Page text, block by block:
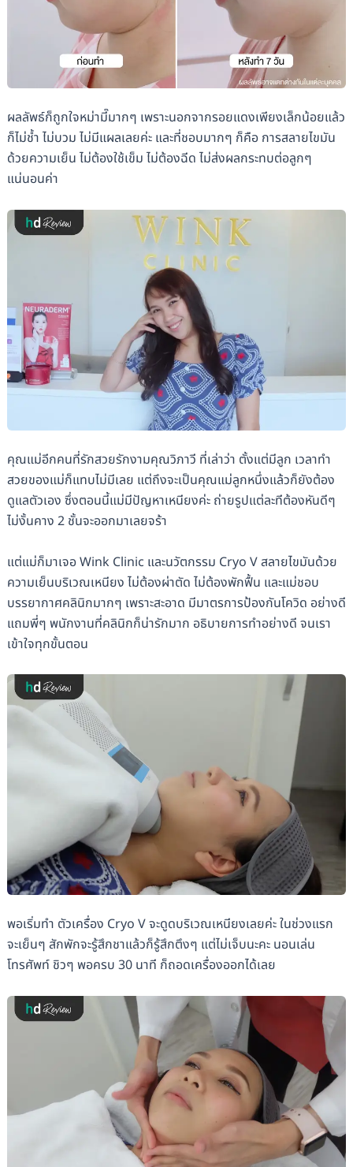
ผลลัพธ์ก็ถูกใจหม่ามี๊มากๆ เพราะนอกจากรอยแดงเพียงเล็กน้อยแล้ว
ก็ไม่ช้ำ ไม่บวม ไม่มีแผลเลยค่ะ และที่ชอบมากๆ ก็คือ การสลายไขมัน
ด้วยความเย็น ไม่ต้องใช้เข็ม ไม่ต้องฉีด ไม่ส่งผลกระทบต่อลูกๆ
แน่นอนค่า
คุณแม่อีกคนที่รักสวยรักงามคุณวิภาวี ที่เล่าว่า ตั้งแต่มีลูก เวลาทำ
สวยของแม่ก็แทบไม่มีเลย แต่ถึงจะเป็นคุณแม่ลูกหนึ่งแล้วก็ยังต้อง
ดูแลตัวเอง ซึ่งตอนนี้แม่มีปัญหาเหนียงค่ะ ถ่ายรูปแต่ละทีต้องหันดีๆ
ไม่งั้นคาง 2 ชั้นจะออกมาเลยจร้า
แต่แม่ก็มาเจอ Wink Clinic และนวัตกรรม Cryo V สลายไขมันด้วย
ความเย็นบริเวณเหนียง ไม่ต้องผ่าตัด ไม่ต้องพักฟื้น และแม่ชอบ
บรรยากาศคลินิกมากๆ เพราะสะอาด มีมาตรการป้องกันโควิด อย่างดี
แถมพี่ๆ พนักงานที่คลินิกก็น่ารักมาก อธิบายการทำอย่างดี จนเรา
เข้าใจทุกขั้นตอน
พอเริ่มทำ ตัวเครื่อง Cryo V จะดูดบริเวณเหนียงเลยค่ะ ในช่วงแรก
จะเย็นๆ สักพักจะรู้สึกชาแล้วก็รู้สึกตึงๆ แต่ไม่เจ็บนะคะ นอนเล่น
โทรศัพท์ ชิวๆ พอครบ 30 นาที ก็ถอดเครื่องออกได้เลย